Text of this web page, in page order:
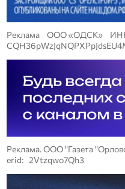
Реклама ООО «ОДСК»
Реклама. ООО "Газета
erid: 2Vtzqwo7Qh3